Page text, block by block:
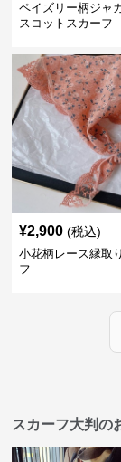
ペイズリー柄ジャ
スコットスカーフ
¥2,900 (税込)
小花柄レース縁取
フ
スカーフ大判の